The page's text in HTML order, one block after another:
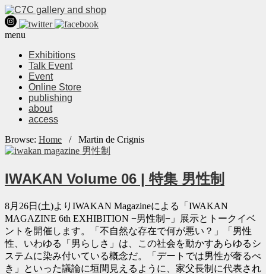
menu
Exhibitions
Talk Event
Event
Online Store
publishing
about
access
Browse: Home / Martin de Crignis
IWAKAN Volume 06 | 特集 男性制
8月26日(土)よりIWAKAN Magazineによる「IWAKAN
MAGAZINE 6th EXHIBITION −男性制−」展示とトークイベ
ントを開催します。「不自然な存在で何が悪い？」「男性
性、いわゆる「男らしさ」は、この社会を動かすあらゆるシ
ステムに染み付いている概念だ。「デートでは男性が奢るべ
き」といった議論に垣間見えるように、家父長制に代表され